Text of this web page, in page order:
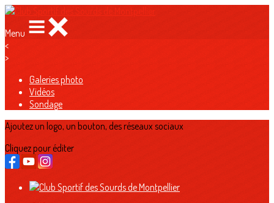
Menu
<
>
Galeries photo
Vidéos
Sondage
Ajoutez un logo, un bouton, des réseaux sociaux
Cliquez pour éditer